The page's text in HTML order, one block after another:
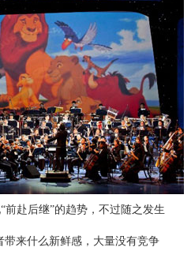
前赴后继”的趋势，不过随之发生
来什么新鲜感，大量没有竞争